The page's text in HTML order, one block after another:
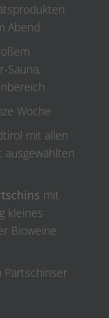
Abend
Sauna,
Woche
mit allen
mit
kleines
Bioweine
Partschinser